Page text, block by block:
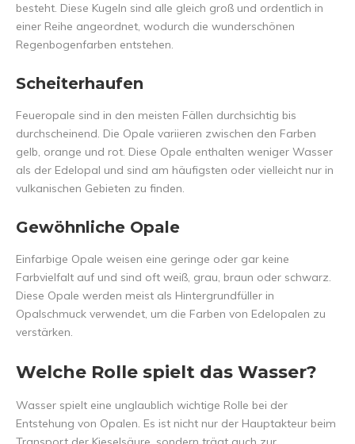
besteht. Diese Kugeln sind alle gleich groß und ordentlich in
einer Reihe angeordnet, wodurch die wunderschönen
Regenbogenfarben entstehen.
Scheiterhaufen
Feueropale sind in den meisten Fällen durchsichtig bis
durchscheinend. Die Opale variieren zwischen den Farben
gelb, orange und rot. Diese Opale enthalten weniger Wasser
als der Edelopal und sind am häufigsten oder vielleicht nur in
vulkanischen Gebieten zu finden.
Gewöhnliche Opale
Einfarbige Opale weisen eine geringe oder gar keine
Farbvielfalt auf und sind oft weiß, grau, braun oder schwarz.
Diese Opale werden meist als Hintergrundfüller in
Opalschmuck verwendet, um die Farben von Edelopalen zu
verstärken.
Welche Rolle spielt das Wasser?
Wasser spielt eine unglaublich wichtige Rolle bei der
Entstehung von Opalen. Es ist nicht nur der Hauptakteur beim